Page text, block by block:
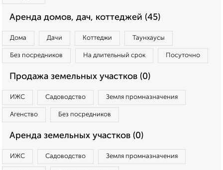
Аренда домов, дач, коттеджей (45)
Дома Дачи Коттеджи Таунхаусы
Без посредников На длительный срок Посуточно
Продажа земельных участков (0)
ИЖС Садоводство Земля промназначения
Агенство Без посредников
Аренда земельных участков (0)
ИЖС Садоводство Земля промназначения